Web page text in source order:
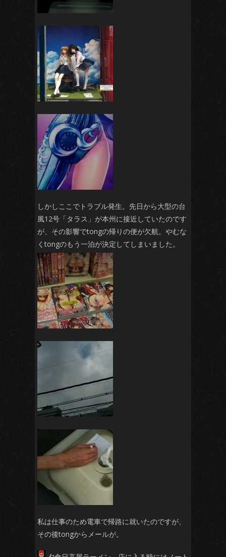
しかしここでトラブル発生。先日から大型の台
風12号「タラス」が本州に接近していたのです
が、その影響でtongの帰りの便が欠航。やむな
くtongのもう一泊が決定してしまいました。
私は仕事のため電車で帰路に就いたのですが、
その後tongからメールが。